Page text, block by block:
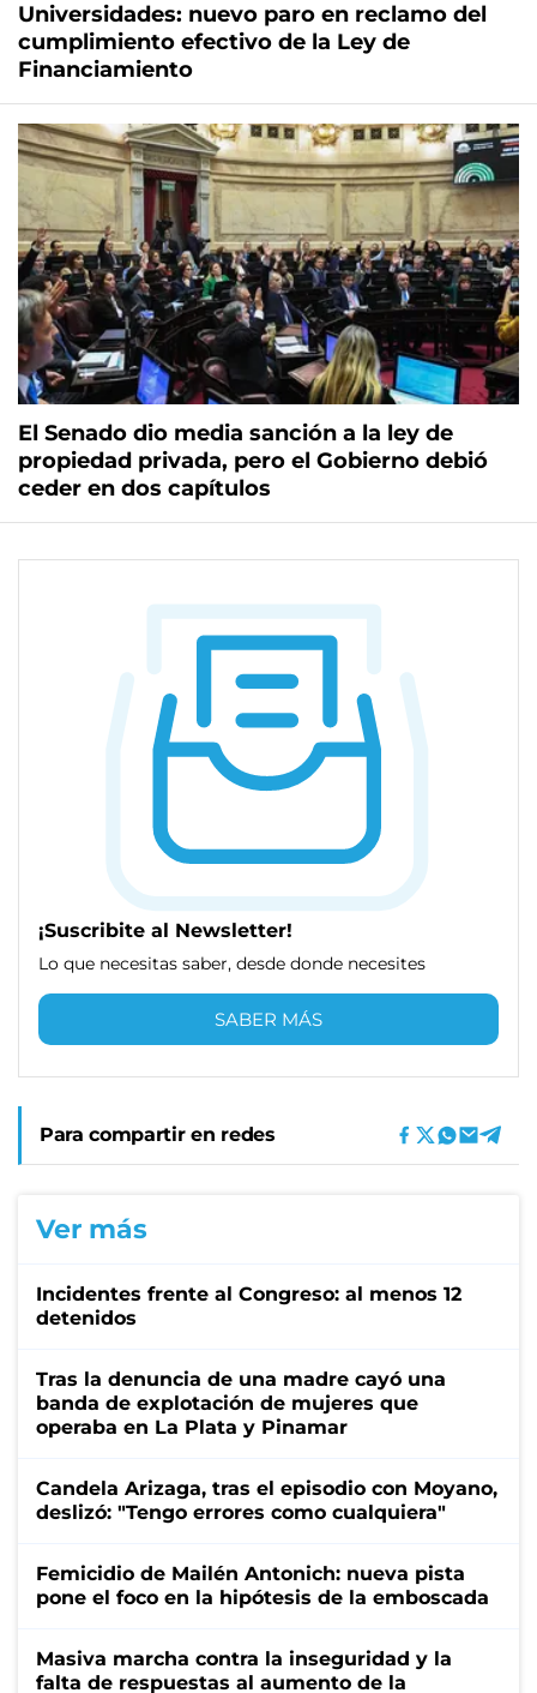
Universidades: nuevo paro en reclamo del
cumplimiento efectivo de la Ley de
Financiamiento
El Senado dio media sanción a la ley de
propiedad privada, pero el Gobierno debió
ceder en dos capítulos
¡Suscribite al Newsletter!
Lo que necesitas saber, desde donde necesites
SABER MÁS
Para compartir en redes
Ver más
Incidentes frente al Congreso: al menos 12
detenidos
Tras la denuncia de una madre cayó una
banda de explotación de mujeres que
operaba en La Plata y Pinamar
Candela Arizaga, tras el episodio con Moyano,
deslizó: "Tengo errores como cualquiera"
Femicidio de Mailén Antonich: nueva pista
pone el foco en la hipótesis de la emboscada
Masiva marcha contra la inseguridad y la
falta de respuestas al aumento de la